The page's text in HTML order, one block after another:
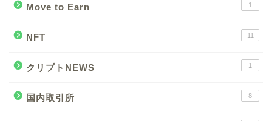
Move to Earn 1
NFT 11
クリプトNEWS 1
国内取引所 8